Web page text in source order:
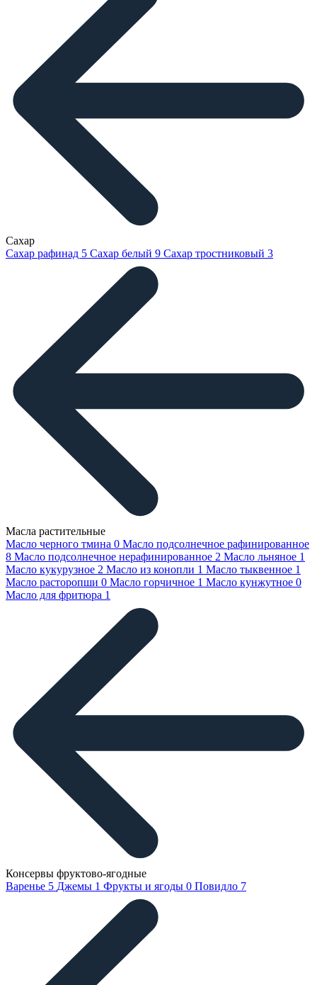
Сахар
Сахар рафинад 5 Сахар белый 9 Сахар тростниковый 3
Масла растительные
Масло черного тмина 0 Масло подсолнечное рафинированное
8 Масло подсолнечное нерафинированное 2 Масло льняное 1
Масло кукурузное 2 Масло из конопли 1 Масло тыквенное 1
Масло расторопши 0 Масло горчичное 1 Масло кунжутное 0
Масло для фритюра 1
Консервы фруктово-ягодные
Варенье 5 Джемы 1 Фрукты и ягоды 0 Повидло 7